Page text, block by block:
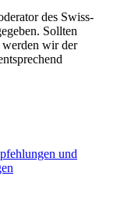
des Swiss-
Sollten
werden wir der